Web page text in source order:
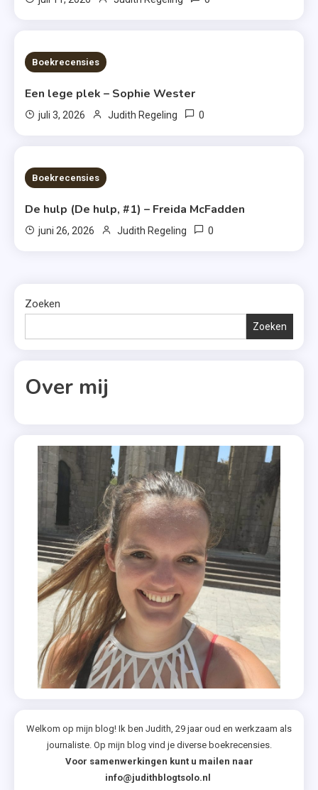
6 MINS READ
Boekrecensies
Een lege plek – Sophie Wester
juli 3, 2026 Judith Regeling 0
7 MINS READ
Boekrecensies
De hulp (De hulp, #1) – Freida McFadden
juni 26, 2026 Judith Regeling 0
Zoeken
Zoeken
Over mij
Welkom op mijn blog! Ik ben Judith, 29 jaar oud en werkzaam als
journaliste. Op mijn blog vind je diverse boekrecensies.
Voor samenwerkingen kunt u mailen naar
info@judithblogtsolo.nl